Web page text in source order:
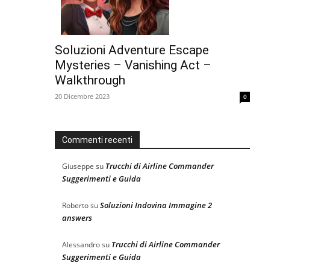
Soluzioni Adventure Escape
Mysteries – Vanishing Act –
Walkthrough
20 Dicembre 2023 0
Commenti recenti
Giuseppe su Trucchi di Airline Commander
Suggerimenti e Guida
RobertosuSoluzioni Indovina Immagine 2
answers
Alessandrosu Trucchi di Airline Commander
Suggerimenti e Guida